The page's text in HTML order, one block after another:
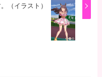
（イラスト）